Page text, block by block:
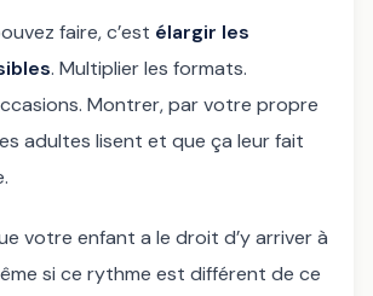
faire, c’est élargir les
. Multiplier les formats.
Montrer, par votre propre
adultes lisent et que ça leur fait
votre enfant a le droit d’y arriver à
si ce rythme est différent de ce